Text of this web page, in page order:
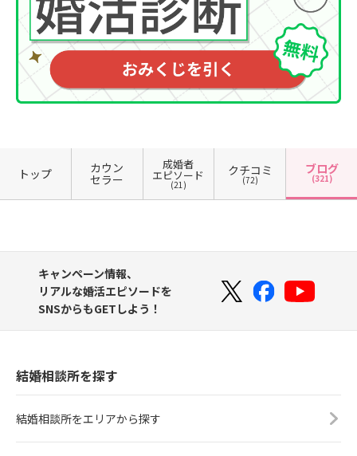
トップ カウン
セラー
成婚者
エピソード
(21)
クチコミ
(72)
ブログ
(321)
キャンペーン情報、
リアルな婚活エピソードを
SNSからもGETしよう！
結婚相談所を探す
結婚相談所をエリアから探す